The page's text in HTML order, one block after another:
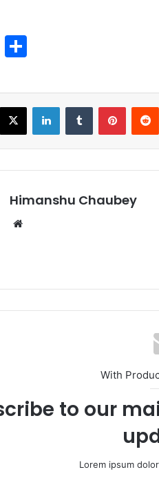
E
ai
l
ar
e
Himanshu Chaubey
With
to our
Lorem ipsum